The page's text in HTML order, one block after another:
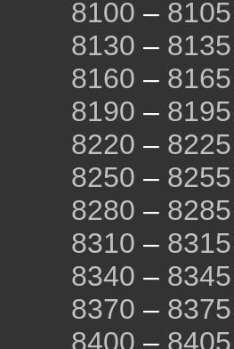
8100 – 8105
8130 – 8135
8160 – 8165
8190 – 8195
8220 – 8225
8250 – 8255
8280 – 8285
8310 – 8315
8340 – 8345
8370 – 8375
8400 – 8405